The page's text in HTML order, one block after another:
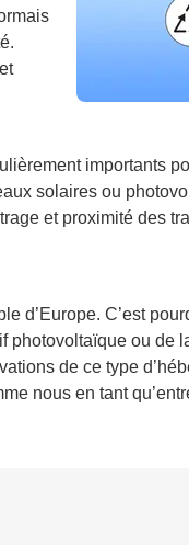
importants
solaires ou
et proximité des
d’Europe. C’est
photovoltaïque ou de
de ce type
nous en tant